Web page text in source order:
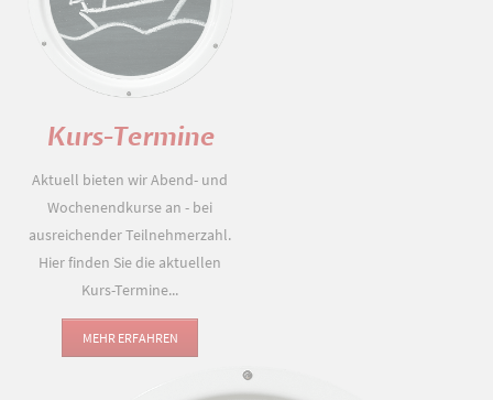
Kurs-Termine
Aktuell bieten wir Abend- und
Wochenendkurse an - bei
ausreichender Teilnehmerzahl.
Hier finden Sie die aktuellen
Kurs-Termine...
MEHR ERFAHREN